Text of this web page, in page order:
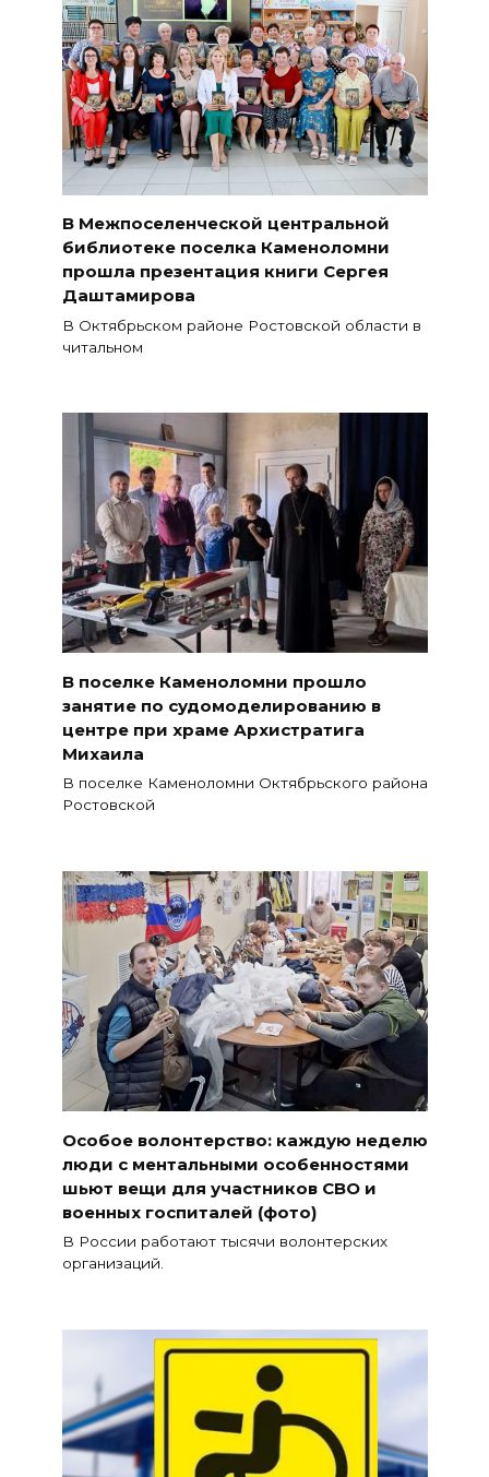
В Межпоселенческой центральной
библиотеке поселка Каменоломни
прошла презентация книги Сергея
Даштамирова
В Октябрьском районе Ростовской области в
читальном
В поселке Каменоломни прошло
занятие по судомоделированию в
центре при храме Архистратига
Михаила
В поселке Каменоломни Октябрьского района
Ростовской
Особое волонтерство: каждую неделю
люди с ментальными особенностями
шьют вещи для участников СВО и
военных госпиталей (фото)
В России работают тысячи волонтерских
организаций.